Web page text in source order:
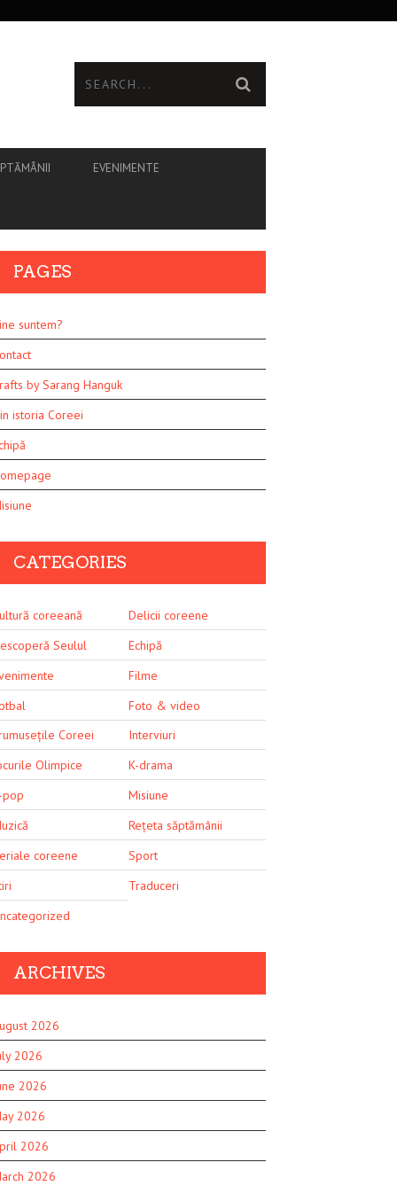
EVENIMENTE
PAGES
suntem?
by Sarang Hanguk
istoria Coreei
CATEGORIES
coreeană
Delicii coreene
Seulul
Echipă
Filme
Foto & video
Coreei
Interviuri
Olimpice
K-drama
pop
Misiune
Rețeta săptămânii
coreene
Sport
Traduceri
ARCHIVES
2026
2026
2026
2026
2026
2026